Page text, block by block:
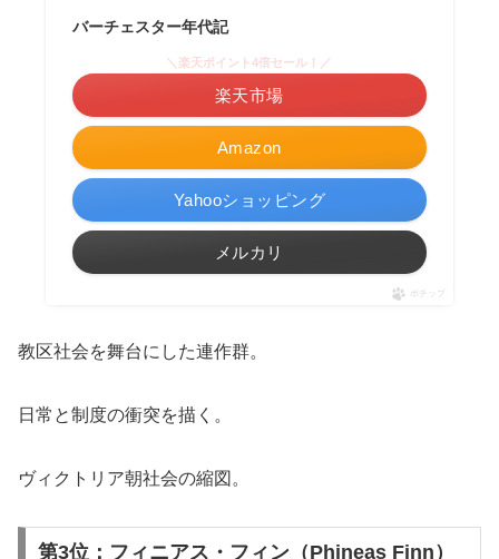
バーチェスター年代記
Amazon
＼楽天ポイント4倍セール！／
楽天市場
Yahooショッピング
メルカリ
ポチップ
教区社会を舞台にした連作群。
日常と制度の衝突を描く。
ヴィクトリア朝社会の縮図。
第3位：フィニアス・フィン（Phineas Finn）